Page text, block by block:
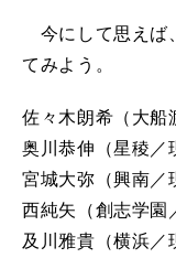
今にして思えば
てみよう。
佐々木朗希（大船
奥川恭伸（星稜／
宮城大弥（興南／
西純矢（創志学園
及川雅貴（横浜／